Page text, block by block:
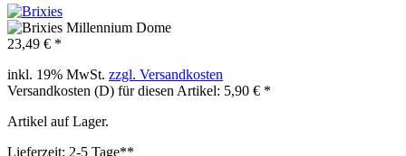
23,49 € *
inkl. 19% MwSt. zzgl. Versandkosten
Versandkosten (D) für diesen Artikel: 5,90 € *
Artikel auf Lager.
Lieferzeit: 2-5 Tage**